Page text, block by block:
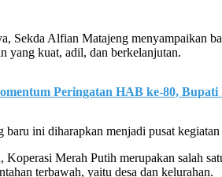
Sekda Alfian Matajeng menyampaikan
yang kuat, adil, dan berkelanjutan.
Peringatan HAB ke-80,
baru ini diharapkan menjadi pusat
Koperasi Merah Putih merupakan salah
terbawah, yaitu desa dan kelurahan.